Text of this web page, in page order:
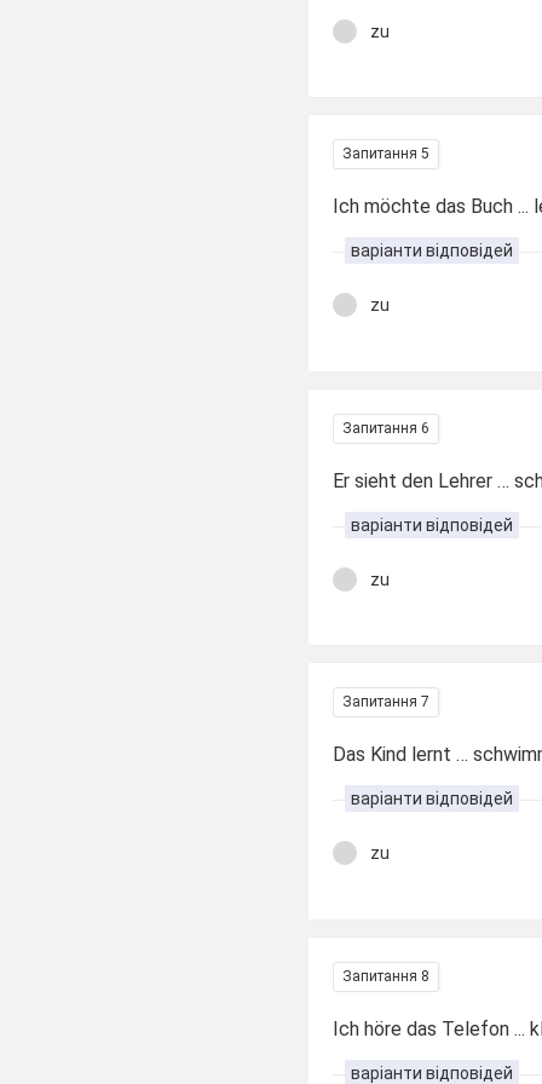
zu
Запитання 5
Ich möchte das Buch ...
варіанти відповідей
zu
Запитання 6
Er sieht den Lehrer …
варіанти відповідей
zu
Запитання 7
Das Kind lernt …
варіанти відповідей
zu
Запитання 8
Ich höre das Telefon ...
варіанти відповідей